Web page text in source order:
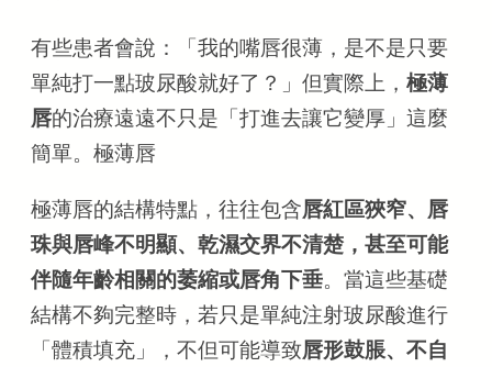
有些患者會說：「我的嘴唇很薄，是不是只要
單純打一點玻尿酸就好了？」但實際上， 極薄
唇的治療遠遠不只是「打進去讓它變厚」這麼
簡單。極薄唇
極薄唇的結構特點，往往包含唇紅區狹窄、唇
珠與唇峰不明顯、乾濕交界不清楚，甚至可能
伴隨年齡相關的萎縮或唇角下垂。當這些基礎
結構不夠完整時，若只是單純注射玻尿酸進行
「體積填充」，不但可能導致唇形鼓脹、不自